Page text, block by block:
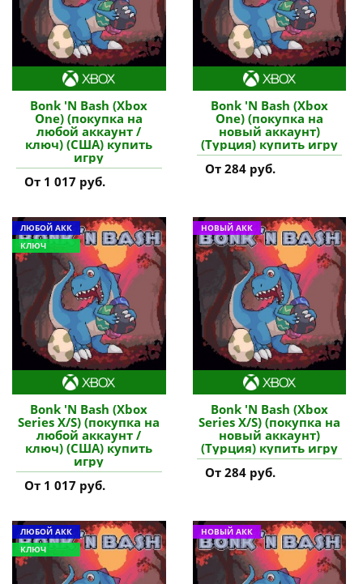
Bonk 'N Bash (Xbox
One) (покупка на
любой аккаунт /
ключ) (США) купить
игру
От 1 017 руб.
Bonk 'N Bash (Xbox
One) (покупка на
новый аккаунт)
(Турция) купить игру
От 284 руб.
ЛЮБОЙ АКК
КЛЮЧ
Bonk 'N Bash (Xbox
Series X/S) (покупка на
любой аккаунт /
ключ) (США) купить
игру
От 1 017 руб.
НОВЫЙ АКК
Bonk 'N Bash (Xbox
Series X/S) (покупка на
новый аккаунт)
(Турция) купить игру
От 284 руб.
ЛЮБОЙ АКК
КЛЮЧ
НОВЫЙ АКК